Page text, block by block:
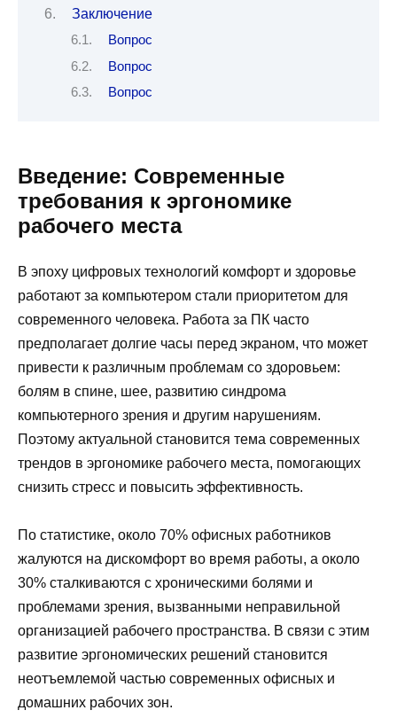
Заключение
Вопрос
Вопрос
Вопрос
Введение: Современные
требования к эргономике
рабочего места
В эпоху цифровых технологий комфорт и здоровье
работают за компьютером стали приоритетом для
современного человека. Работа за ПК часто
предполагает долгие часы перед экраном, что может
привести к различным проблемам со здоровьем:
болям в спине, шее, развитию синдрома
компьютерного зрения и другим нарушениям.
Поэтому актуальной становится тема современных
трендов в эргономике рабочего места, помогающих
снизить стресс и повысить эффективность.
По статистике, около 70% офисных работников
жалуются на дискомфорт во время работы, а около
30% сталкиваются с хроническими болями и
проблемами зрения, вызванными неправильной
организацией рабочего пространства. В связи с этим
развитие эргономических решений становится
неотъемлемой частью современных офисных и
домашних рабочих зон.